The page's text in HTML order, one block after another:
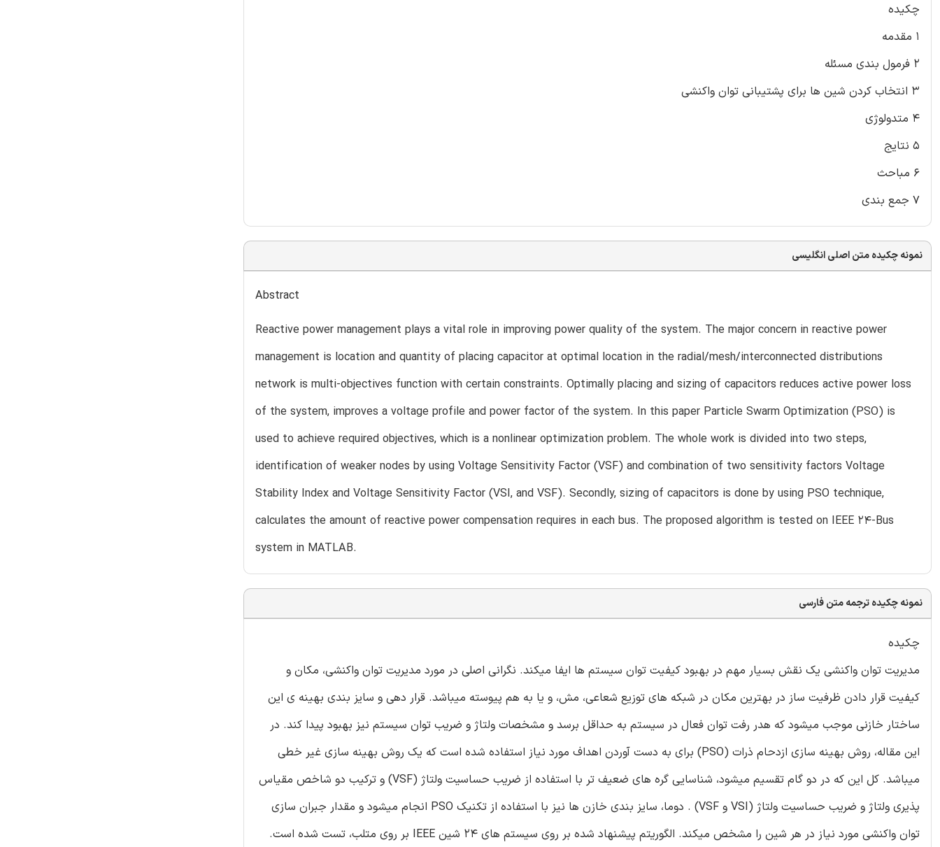
چکیده
1 مقدمه
2 فرمول بندی مسئله
3 انتخاب کردن شین ها برای پشتیبانی توان واکنشی
4 متدولوژی
5 نتایج
6 مباحث
7 جمع بندی
نمونه چکیده متن اصلی انگلیسی
Abstract
Reactive power management plays a vital role in improving power quality of the system. The major concern in reactive power
management is location and quantity of placing capacitor at optimal location in the radial/mesh/interconnected distributions
network is multi-objectives function with certain constraints. Optimally placing and sizing of capacitors reduces active power loss
of the system, improves a voltage profile and power factor of the system. In this paper Particle Swarm Optimization (PSO) is
used to achieve required objectives, which is a nonlinear optimization problem. The whole work is divided into two steps,
identification of weaker nodes by using Voltage Sensitivity Factor (VSF) and combination of two sensitivity factors Voltage
Stability Index and Voltage Sensitivity Factor (VSI, and VSF). Secondly, sizing of capacitors is done by using PSO technique,
calculates the amount of reactive power compensation requires in each bus. The proposed algorithm is tested on IEEE 24-Bus
system in MATLAB.
نمونه چکیده ترجمه متن فارسی
چکیده
مدیریت توان واکنشی یک نقش بسیار مهم در بهبود کیفیت توان سیستم ها ایفا میکند. نگرانی اصلی در مورد مدیریت توان واکنشی، مکان و
کیفیت قرار دادن ظرفیت ساز در بهترین مکان در شبکه های توزیع شعاعی، مش، و یا به هم پیوسته میباشد. قرار دهی و سایز بندی بهینه ی این
ساختار خازنی موجب میشود که هدر رفت توان فعال در سیستم به حداقل برسد و مشخصات ولتاژ و ضریب توان سیستم نیز بهبود پیدا کند. در
این مقاله، روش بهینه سازی ازدحام ذرات (PSO) برای به دست آوردن اهداف مورد نیاز استفاده شده است که یک روش بهینه سازی غیر خطی
میباشد. کل این که در دو گام تقسیم میشود، شناسایی گره های ضعیف تر با استفاده از ضریب حساسیت ولتاژ (VSF) و ترکیب دو شاخص مقیاس
پذیری ولتاژ و ضریب حساسیت ولتاژ (VSI و VSF) . دوما، سایز بندی خازن ها نیز با استفاده از تکنیک PSO انجام میشود و مقدار جبران سازی
توان واکنشی مورد نیاز در هر شین را مشخص میکند. الگوریتم پیشنهاد شده بر روی سیستم های 24 شین IEEE بر روی متلب، تست شده است.